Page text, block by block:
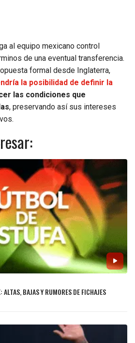
al equipo mexicano control
de una eventual transferencia.
formal desde Inglaterra,
la posibilidad de definir la
las condiciones que
, preservando así sus intereses
BAJAS Y RUMORES DE FICHAJES